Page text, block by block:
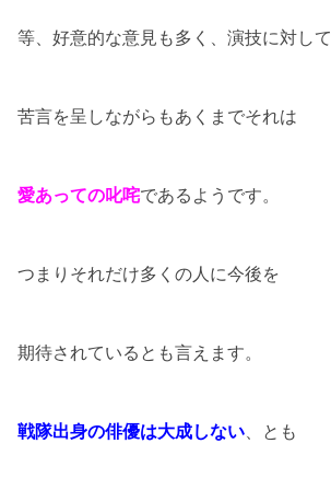
等、好意的な意見も多く、演技に対して
苦言を呈しながらもあくまでそれは
愛あっての叱咤であるようです。
つまりそれだけ多くの人に今後を
期待されているとも言えます。
戦隊出身の俳優は大成しない 、とも